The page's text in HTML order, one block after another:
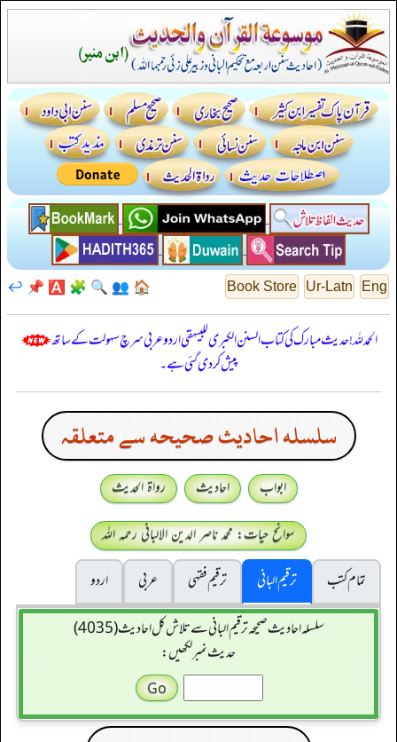
Eng
Ur-Latn
Book Store
🏠
👥
🔍
🧩
🅰️
📌
↩️
الحمدللہ! حدیث مبارک کی کتاب السنن الكبرى للبيهقي اردو عربی سرچ سہولت کے ساتھ
پیش کر دی گئی ہے۔
سلسله احاديث صحيحه سے متعلقہ
ابواب احادیث
رواۃ الحدیث
سوانح حیات: محمد ناصر الدین الالبانی رحمہ اللہ
تمام کتب
ترقیم البانی ترقيم فقہی عربی
اردو
سلسله احاديث صحيحه ترقیم البانی سے تلاش کل احادیث (4035)
حدیث نمبر لکھیں: